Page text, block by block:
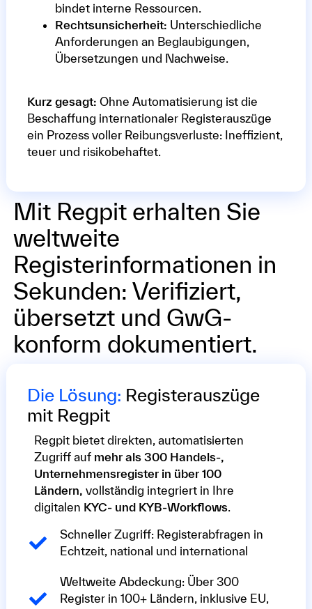
bindet interne Ressourcen.
Rechtsunsicherheit: Unterschiedliche
Anforderungen an Beglaubigungen,
Übersetzungen und Nachweise.
Kurz gesagt: Ohne Automatisierung ist die
Beschaffung internationaler Registerauszüge
ein Prozess voller Reibungsverluste: Ineffizient,
teuer und risikobehaftet.
Mit Regpit erhalten Sie
weltweite
Registerinformationen in
Sekunden: Verifiziert,
übersetzt und GwG-
konform dokumentiert.
Die Lösung: Registerauszüge
mit Regpit
Regpit bietet direkten, automatisierten
Zugriff auf mehr als 300 Handels-,
Unternehmensregister in über 100
Ländern, vollständig integriert in Ihre
digitalen KYC- und KYB-Workflows.
Schneller Zugriff: Registerabfragen in
Echtzeit, national und international
Weltweite Abdeckung: Über 300
Register in 100+ Ländern, inklusive EU,